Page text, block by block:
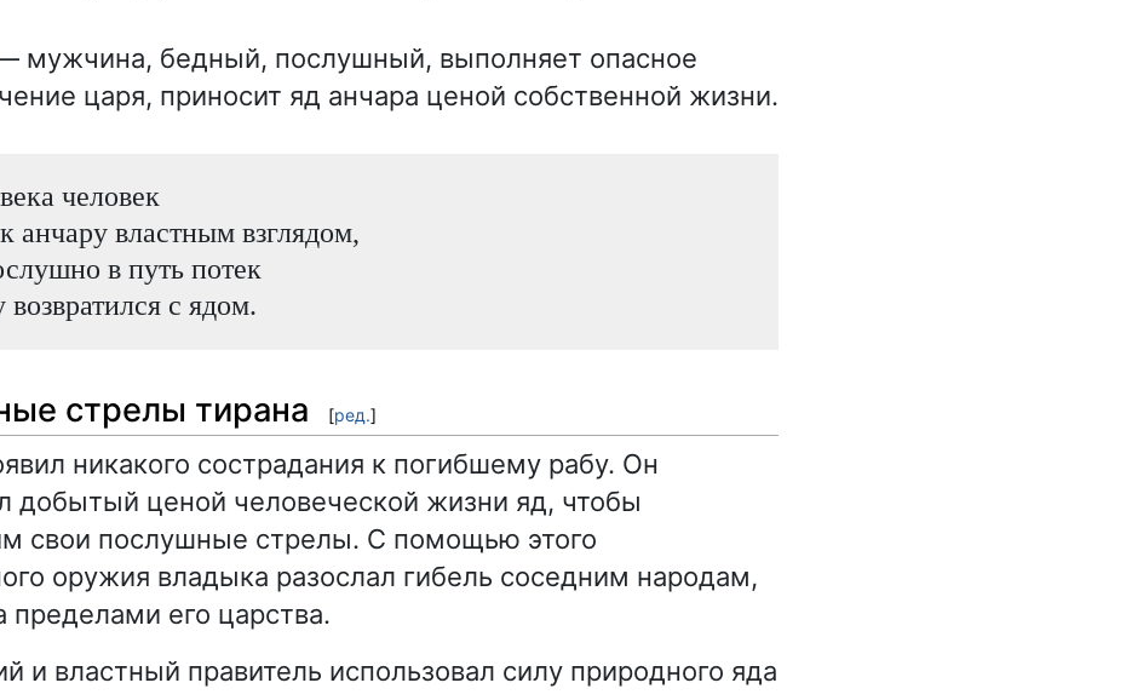
мужчина, бедный, послушный, выполняет опасное
царя, приносит яд анчара ценой собственной жизни.
человек
анчару властным взглядом,
в путь потек
с ядом.
стрелы тирана [ред.]
никакого сострадания к погибшему рабу. Он
добытый ценой человеческой жизни яд, чтобы
свои послушные стрелы. С помощью этого
оружия владыка разослал гибель соседним народам,
его царства.
и властный правитель использовал силу природного яда